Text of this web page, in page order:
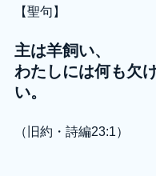
【聖句】
主は羊飼い、
わたしには何も欠
い。
（旧約・詩編23:1）